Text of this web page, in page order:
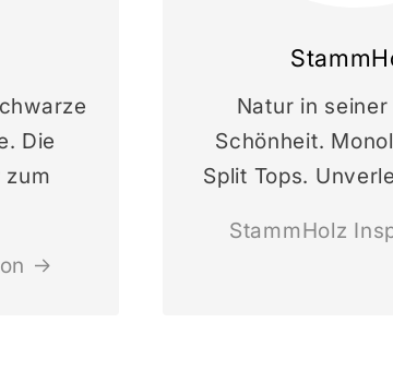
Die
zum
Natur in
Schönheit.
Split Tops.
StammHolz